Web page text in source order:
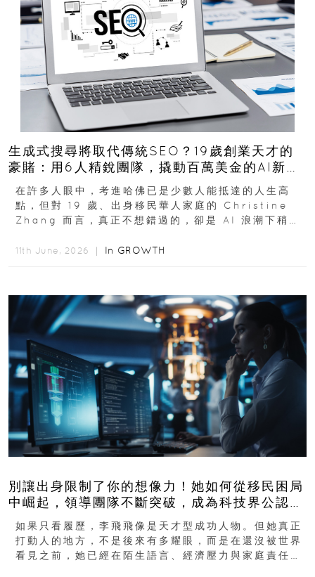
生成式搜尋將取代傳統SEO？19歲創業天才的
豪賭：用6人精銳團隊，撬動百萬美金的AI新商
機
在許多人眼中，考進哈佛已是少數人能抵達的人生高
點，但對 19 歲、出身移民華人家庭的 Christine
Zhang 而言，真正不想錯過的，卻是 AI 浪潮下稍縱
11th June, 2026 ｜ In GROWTH
別讓出身限制了你的想像力！她如何從移民困局
中崛起，領導團隊不斷突破，成為科技界公認的
「教母」？
如果只看履歷，李飛飛像是天才型成功人物。但她真正
打動人的地方，不是後來有多耀眼，而是在還沒被世界
看見之前，她已經在陌生語言、經濟壓力與家庭責任之